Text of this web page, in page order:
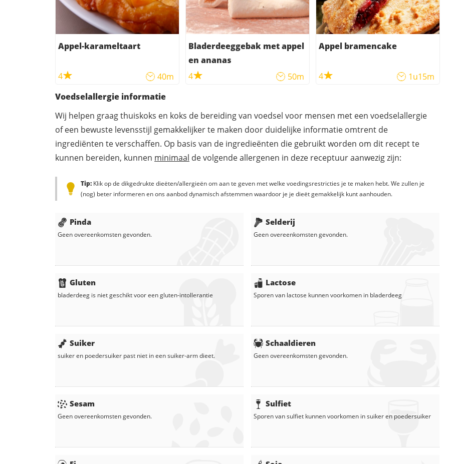
Appel-karameltaart
4 40m
Bladerdeeggebak met appel
en ananas
4
50m
Appel bramencake
4
1u15m
Voedselallergie informatie
Wij helpen graag thuiskoks en koks de bereiding van voedsel voor mensen met een voedselallergie
of een bewuste levensstijl gemakkelijker te maken door duidelijke informatie omtrent de
ingrediënten te verschaffen. Op basis van de ingredieënten die gebruikt worden om dit recept te
kunnen bereiden, kunnen minimaal de volgende allergenen in deze receptuur aanwezig zijn:
Tip: Klik op de dikgedrukte dieëten/allergieën om aan te geven met welke voedingsrestricties je te maken hebt. We zullen je
(nog) beter informeren en ons aanbod dynamisch afstemmen waardoor je je dieët gemakkelijk kunt aanhouden.
Pinda
Geen overeenkomsten gevonden.
Gluten
bladerdeeg is niet geschikt voor een gluten-intollerantie
Suiker
suikeren poedersuiker past niet in een suiker-arm dieet.
Sesam
Geen overeenkomsten gevonden.
Selderij
Geen overeenkomsten gevonden.
Lactose
Sporen van lactose kunnen voorkomen in bladerdeeg
Schaaldieren
Geen overeenkomsten gevonden.
Sulfiet
Sporen van sulfiet kunnen voorkomen insuikeren poedersuiker